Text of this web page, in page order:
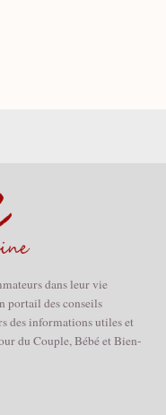
dans leur vie
portail des conseils
des informations utiles et
du Couple, Bébé et Bien-